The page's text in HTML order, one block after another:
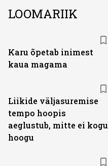
LOOMARIIK
Karu õpetab inimest
kaua magama
Liikide väljasuremise
tempo hoopis
aeglustub, mitte ei kogu
hoogu